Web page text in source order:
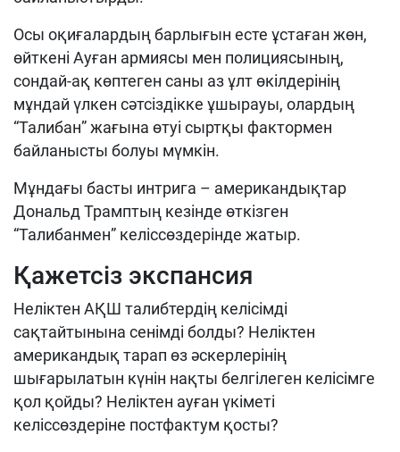
Осы оқиғалардың барлығын есте ұстаған жөн,
өйткені Ауған армиясы мен полициясының,
сондай-ақ көптеген саны аз ұлт өкілдерінің
мұндай үлкен сәтсіздікке ұшырауы, олардың
“Талибан” жағына өтуі сыртқы фактормен
байланысты болуы мүмкін.
Мұндағы басты интрига – американдықтар
Дональд Трамптың кезінде өткізген
“Талибанмен” келіссөздерінде жатыр.
Қажетсіз экспансия
Неліктен АҚШ талибтердің келісімді
сақтайтынына сенімді болды? Неліктен
американдық тарап өз әскерлерінің
шығарылатын күнін нақты белгілеген келісімге
қол қойды? Неліктен ауған үкіметі
келіссөздеріне постфактум қосты?